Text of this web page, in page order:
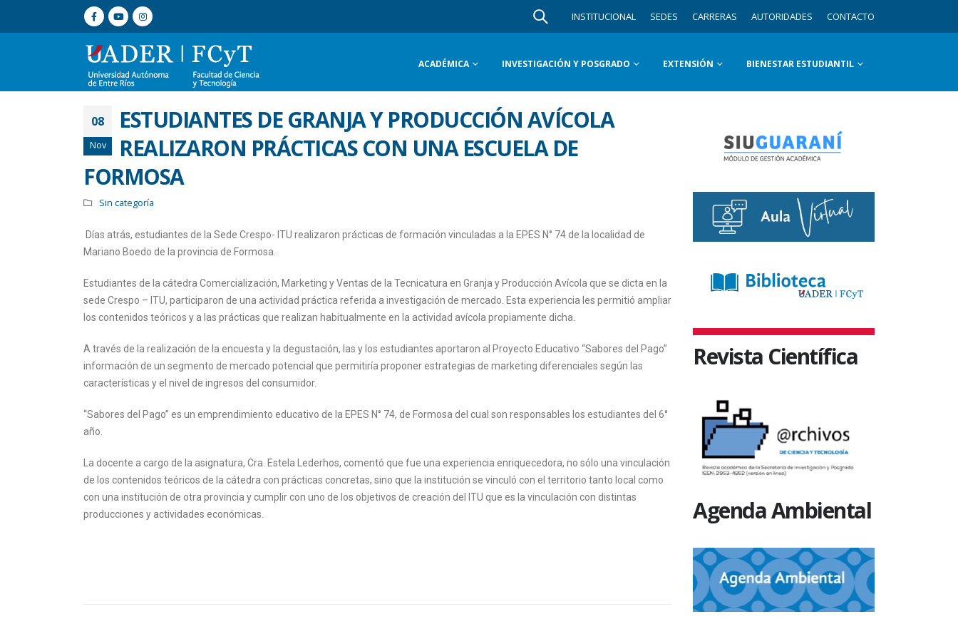
INSTITUCIONAL SEDES CARRERAS AUTORIDADES CONTACTO
ACADÉMICA INVESTIGACIÓN Y POSGRADO EXTENSIÓN BIENESTAR ESTUDIANTIL
08
Nov
ESTUDIANTES DE GRANJA Y PRODUCCIÓN AVÍCOLA
REALIZARON PRÁCTICAS CON UNA ESCUELA DE
FORMOSA
Sin categoría
Días atrás, estudiantes de la Sede Crespo- ITU realizaron prácticas de formación vinculadas a la EPES N° 74 de la localidad de
Mariano Boedo de la provincia de Formosa.
Estudiantes de la cátedra Comercialización, Marketing y Ventas de la Tecnicatura en Granja y Producción Avícola que se dicta en la
sede Crespo – ITU, participaron de una actividad práctica referida a investigación de mercado. Esta experiencia les permitió ampliar
los contenidos teóricos y a las prácticas que realizan habitualmente en la actividad avícola propiamente dicha.
A través de la realización de la encuesta y la degustación, las y los estudiantes aportaron al Proyecto Educativo “Sabores del Pago”
información de un segmento de mercado potencial que permitiría proponer estrategias de marketing diferenciales según las
características y el nivel de ingresos del consumidor.
“Sabores del Pago” es un emprendimiento educativo de la EPES N° 74, de Formosa del cual son responsables los estudiantes del 6°
año.
La docente a cargo de la asignatura, Cra. Estela Lederhos, comentó que fue una experiencia enriquecedora, no sólo una vinculación
de los contenidos teóricos de la cátedra con prácticas concretas, sino que la institución se vinculó con el territorio tanto local como
con una institución de otra provincia y cumplir con uno de los objetivos de creación del ITU que es la vinculación con distintas
producciones y actividades económicas.
Revista Científica
Agenda Ambiental